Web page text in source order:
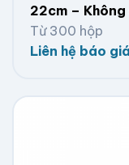
22cm –
Từ 300 hộp
Liên hệ báo giá